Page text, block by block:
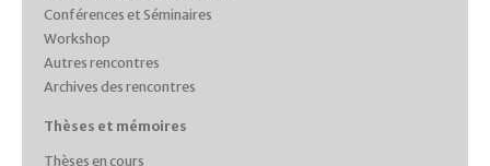
Conférences et Séminaires
Workshop
Autres rencontres
Archives des rencontres
Thèses et mémoires
Thèses en cours